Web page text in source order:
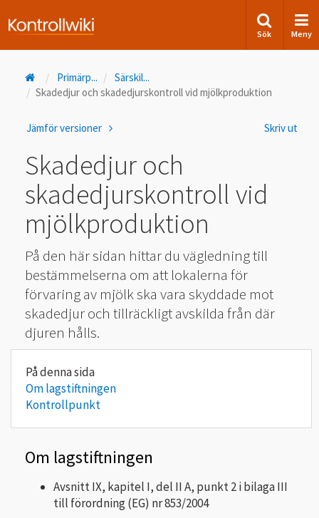
Sök Meny
Primärp... Särskil...
Skadedjur och skadedjurskontroll vid mjölkproduktion
Skriv ut
Jämför versioner
Skadedjur och
skadedjurskontroll vid
mjölkproduktion
På den här sidan hittar du vägledning till
bestämmelserna om att lokalerna för
förvaring av mjölk ska vara skyddade mot
skadedjur och tillräckligt avskilda från där
djuren hålls.
Om lagstiftningen
Kontrollpunkt
Om lagstiftningen
Avsnitt IX, kapitel I, del II A, punkt 2 i bilaga III
till förordning (EG) nr 853/2004